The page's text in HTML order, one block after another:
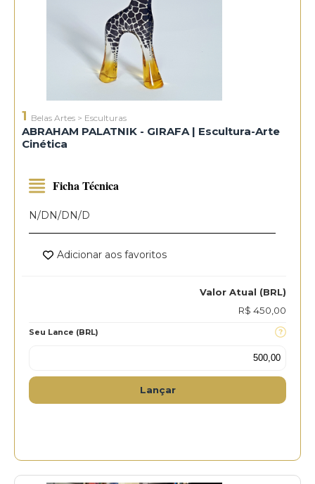
1 Belas Artes > Esculturas
ABRAHAM PALATNIK - GIRAFA | Escultura-Arte
Cinética
Valor Atual (BRL)
R$ 450,00
Seu Lance (BRL)
Lançar
Ficha Técnica
N/DN/DN/D
Adicionar aos favoritos